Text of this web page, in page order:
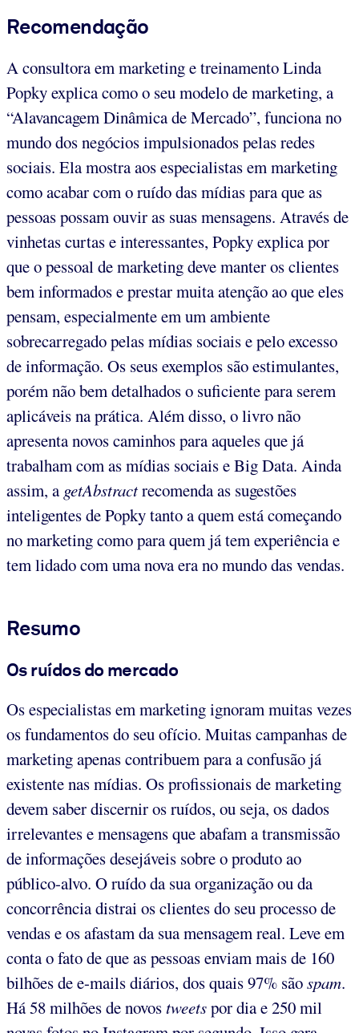
Recomendação
A consultora em marketing e treinamento Linda
Popky explica como o seu modelo de marketing, a
“Alavancagem Dinâmica de Mercado”, funciona no
mundo dos negócios impulsionados pelas redes
sociais. Ela mostra aos especialistas em marketing
como acabar com o ruído das mídias para que as
pessoas possam ouvir as suas mensagens. Através de
vinhetas curtas e interessantes, Popky explica por
que o pessoal de marketing deve manter os clientes
bem informados e prestar muita atenção ao que eles
pensam, especialmente em um ambiente
sobrecarregado pelas mídias sociais e pelo excesso
de informação. Os seus exemplos são estimulantes,
porém não bem detalhados o suficiente para serem
aplicáveis na prática. Além disso, o livro não
apresenta novos caminhos para aqueles que já
trabalham com as mídias sociais e Big Data. Ainda
assim, a getAbstractrecomenda as sugestões
inteligentes de Popky tanto a quem está começando
no marketing como para quem já tem experiência e
tem lidado com uma nova era no mundo das vendas.
Resumo
Os ruídos do mercado
Os especialistas em marketing ignoram muitas vezes
os fundamentos do seu ofício. Muitas campanhas de
marketing apenas contribuem para a confusão já
existente nas mídias. Os profissionais de marketing
devem saber discernir os ruídos, ou seja, os dados
irrelevantes e mensagens que abafam a transmissão
de informações desejáveis sobre o produto ao
público-alvo. O ruído da sua organização ou da
concorrência distrai os clientes do seu processo de
vendas e os afastam da sua mensagem real. Leve em
conta o fato de que as pessoas enviam mais de 160
bilhões de e-mails diários, dos quais 97% sãospam.
Há 58 milhões de novostweetspor dia e 250 mil